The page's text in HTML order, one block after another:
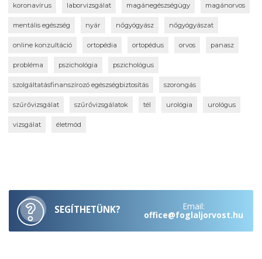
koronavírus laborvizsgálat magánegészségügy magánorvos
mentális egészség nyár nőgyógyász nőgyógyászat
online konzultáció ortopédia ortopédus orvos panasz
probléma pszichológia pszichológus
szolgáltatásfinanszírozó egészségbiztosítás szorongás
szűrővizsgálat szűrővizsgálatok tél urológia urológus
vizsgálat életmód
SEGÍTHETÜNK? Email:
office@foglaljorvost.hu